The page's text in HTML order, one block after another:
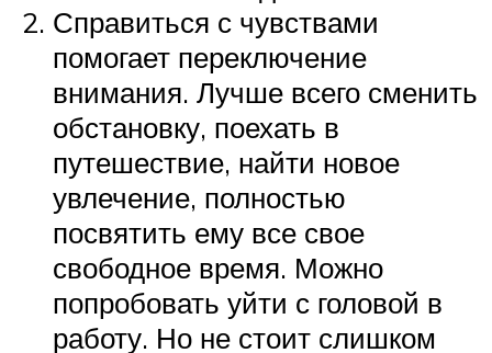
Справиться с чувствами
помогает переключение
внимания. Лучше всего сменить
обстановку, поехать в
путешествие, найти новое
увлечение, полностью
посвятить ему все свое
свободное время. Можно
попробовать уйти с головой в
работу. Но не стоит слишком